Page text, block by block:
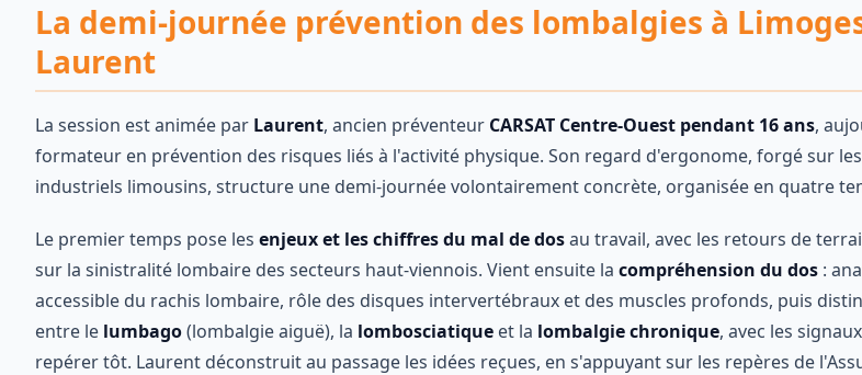
La demi-journée prévention des lombalgies à
Laurent
La session est animée par Laurent, ancien préventeur CARSAT Centre-Ouest pendant 16 ans,
formateur en prévention des risques liés à l'activité physique. Son regard d'ergonome, forgé sur
industriels limousins, structure une demi-journée volontairement concrète, organisée en quatre
Le premier temps pose les enjeux et les chiffres du mal de dosau travail, avec les retours de
sur la sinistralité lombaire des secteurs haut-viennois. Vient ensuite la compréhension du dos :
accessible du rachis lombaire, rôle des disques intervertébraux et des muscles profonds, puis
entre le lumbago(lombalgie aiguë), la lombosciatique et la lombalgie chronique, avec les
repérer tôt. Laurent déconstruit au passage les idées reçues, en s'appuyant sur les repères de